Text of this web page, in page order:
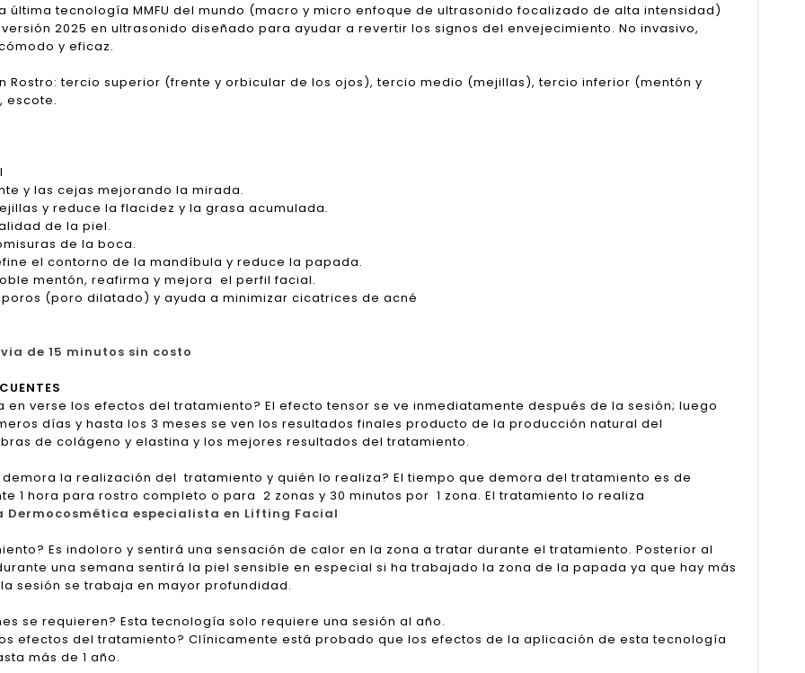
última tecnología MMFU del mundo (macro y micro enfoque de ultrasonido focalizado de alta intensidad)
2025 en ultrasonido diseñado para ayudar a revertir los signos del envejecimiento. No invasivo,
y eficaz.
Rostro: tercio superior (frente y orbicular de los ojos), tercio medio (mejillas), tercio inferior (mentón y
escote.
y las cejas mejorando la mirada.
y reduce la flacidez y la grasa acumulada.
de la piel.
de la boca.
el contorno de la mandíbula y reduce la papada.
mentón, reafirma y mejora el perfil facial.
(poro dilatado) y ayuda a minimizar cicatrices de acné
de 15 minutos sin costo
en verse los efectos del tratamiento? El efecto tensor se ve inmediatamente después de la sesión; luego
días y hasta los 3 meses se ven los resultados finales producto de la producción natural del
de colágeno y elastina y los mejores resultados del tratamiento.
la realización del tratamiento y quién lo realiza? El tiempo que demora del tratamiento es de
1 hora para rostro completo o para 2 zonas y 30 minutos por 1 zona. El tratamiento lo realiza
Dermocosmética especialista en Lifting Facial
Es indoloro y sentirá una sensación de calor en la zona a tratar durante el tratamiento. Posterior al
una semana sentirá la piel sensible en especial si ha trabajado la zona de la papada ya que hay más
sesión se trabaja en mayor profundidad.
se requieren? Esta tecnología solo requiere una sesión al año.
efectos del tratamiento? Clínicamente está probado que los efectos de la aplicación de esta tecnología
más de 1 año.